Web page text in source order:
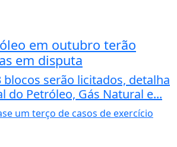
em outubro terão
em disputa
blocos serão licitados, detalha
do Petróleo, Gás Natural e...